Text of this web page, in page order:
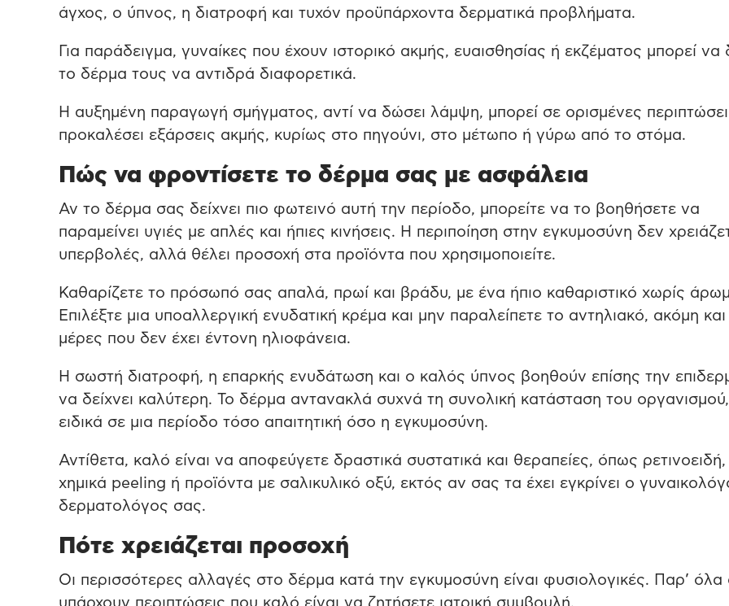
άγχος, ο ύπνος, η διατροφή και τυχόν προϋπάρχοντα δερματικά προβλήματα.
Για παράδειγμα, γυναίκες που έχουν ιστορικό ακμής, ευαισθησίας ή εκζέματος μπορεί να
το δέρμα τους να αντιδρά διαφορετικά.
Η αυξημένη παραγωγή σμήγματος, αντί να δώσει λάμψη, μπορεί σε ορισμένες
προκαλέσει εξάρσεις ακμής, κυρίως στο πηγούνι, στο μέτωπο ή γύρω από το στόμα.
Πώς να φροντίσετε το δέρμα σας με ασφάλεια
Αν το δέρμα σας δείχνει πιο φωτεινό αυτή την περίοδο, μπορείτε να το βοηθήσετε να
παραμείνει υγιές με απλές και ήπιες κινήσεις. Η περιποίηση στην εγκυμοσύνη δεν
υπερβολές, αλλά θέλει προσοχή στα προϊόντα που χρησιμοποιείτε.
Καθαρίζετε το πρόσωπό σας απαλά, πρωί και βράδυ, με ένα ήπιο καθαριστικό χωρίς
Επιλέξτε μια υποαλλεργική ενυδατική κρέμα και μην παραλείπετε το αντηλιακό, ακόμη και
μέρες που δεν έχει έντονη ηλιοφάνεια.
Η σωστή διατροφή, η επαρκής ενυδάτωση και ο καλός ύπνος βοηθούν επίσης την
να δείχνει καλύτερη. Το δέρμα αντανακλά συχνά τη συνολική κατάσταση του οργανισμού,
ειδικά σε μια περίοδο τόσο απαιτητική όσο η εγκυμοσύνη.
Αντίθετα, καλό είναι να αποφεύγετε δραστικά συστατικά και θεραπείες, όπως ρετινοειδή,
χημικά peeling ή προϊόντα με σαλικυλικό οξύ, εκτός αν σας τα έχει εγκρίνει ο
δερματολόγος σας.
Πότε χρειάζεται προσοχή
Οι περισσότερες αλλαγές στο δέρμα κατά την εγκυμοσύνη είναι φυσιολογικές. Παρ’ όλα
υπάρχουν περιπτώσεις που καλό είναι να ζητήσετε ιατρική συμβουλή.